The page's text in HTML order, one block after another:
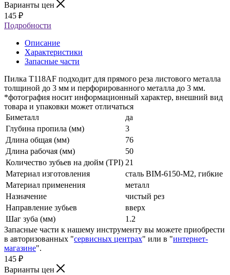
Варианты цен
145 ₽
Подробности
Описание
Характеристики
Запасные части
Пилка T118AF подходит для прямого реза листового металла
толщиной до 3 мм и перфорированного металла до 3 мм.
*фотография носит информационный характер, внешний вид
товара и упаковки может отличаться
Биметалл
да
Глубина пропила (мм)
3
Длина общая (мм)
76
Длина рабочая (мм)
50
Количество зубьев на дюйм (TPI) 21
Материал изготовления
сталь BIM-6150-M2, гибкие
Материал применения
металл
Назначение
чистый рез
Направление зубьев
вверх
Шаг зуба (мм)
1.2
Запасные части к нашему инструменту вы можете приобрести
в авторизованных "сервисных центрах" или в "интернет-
магазине".
145 ₽
Варианты цен